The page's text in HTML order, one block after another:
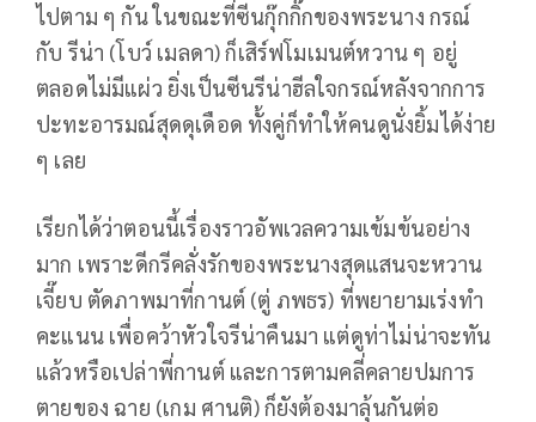
ไปตาม ๆ กัน ในขณะที่ซีนกุ๊กกิ๊กของพระนาง กรณ์
กับ รีน่า (โบว์ เมลดา) ก็เสิร์ฟโมเมนต์หวาน ๆ อยู่
ตลอดไม่มีแผ่ว ยิ่งเป็นซีนรีน่าฮีลใจกรณ์หลังจากการ
ปะทะอารมณ์สุดดุเดือด ทั้งคู่ก็ทำให้คนดูนั่งยิ้มได้ง่าย
ๆ เลย
เรียกได้ว่าตอนนี้เรื่องราวอัพเวลความเข้มข้นอย่าง
มาก เพราะดีกรีคลั่งรักของพระนางสุดแสนจะหวาน
เจี๊ยบ ตัดภาพมาที่กานต์ (ตู่ ภพธร) ที่พยายามเร่งทำ
คะแนน เพื่อคว้าหัวใจรีน่าคืนมา แต่ดูท่าไม่น่าจะทัน
แล้วหรือเปล่าพี่กานต์ และการตามคลี่คลายปมการ
ตายของ ฉาย (เกม ศานติ) ก็ยังต้องมาลุ้นกันต่อ